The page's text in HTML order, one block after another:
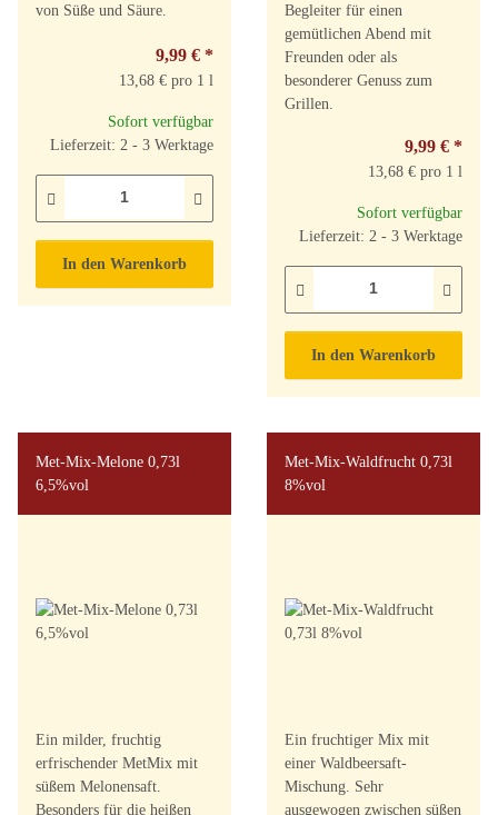
von Süße und Säure.
9,99 € *
13,68 € pro 1 l
Sofort verfügbar
Lieferzeit: 2 - 3 Werktage
In den Warenkorb
Begleiter für einen
gemütlichen Abend mit
Freunden oder als
besonderer Genuss zum
Grillen.
9,99 € *
13,68 € pro 1 l
Sofort verfügbar
Lieferzeit: 2 - 3 Werktage
In den Warenkorb
Met-Mix-Melone 0,73l
6,5%vol
Ein milder, fruchtig
erfrischender MetMix mit
süßem Melonensaft.
Besonders für die heißen
Met-Mix-Waldfrucht 0,73l
8%vol
Ein fruchtiger Mix mit
einer Waldbeersaft-
Mischung. Sehr
ausgewogen zwischen süßen